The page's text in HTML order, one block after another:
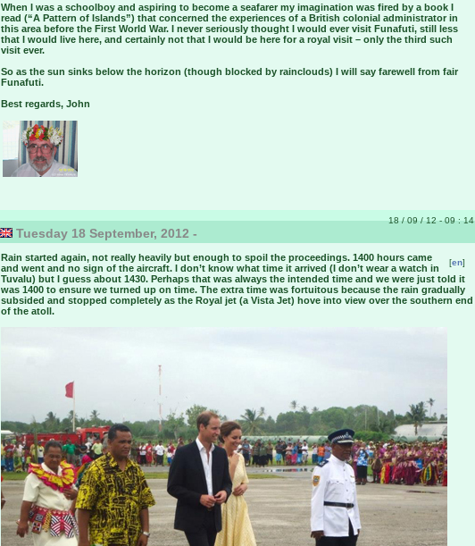
When I was a schoolboy and aspiring to become a seafarer my imagination was fired by a book I
read (“A Pattern of Islands”) that concerned the experiences of a British colonial administrator in
this area before the First World War. I never seriously thought I would ever visit Funafuti, still less
that I would live here, and certainly not that I would be here for a royal visit – only the third such
visit ever.
So as the sun sinks below the horizon (though blocked by rainclouds) I will say farewell from fair
Funafuti.
Best regards, John
18 / 09 / 12 - 09 : 14
Tuesday 18 September, 2012 -
[en]
Rain started again, not really heavily but enough to spoil the proceedings. 1400 hours came
and went and no sign of the aircraft. I don’t know what time it arrived (I don’t wear a watch in
Tuvalu) but I guess about 1430. Perhaps that was always the intended time and we were just told it
was 1400 to ensure we turned up on time. The extra time was fortuitous because the rain gradually
subsided and stopped completely as the Royal jet (a Vista Jet) hove into view over the southern end
of the atoll.